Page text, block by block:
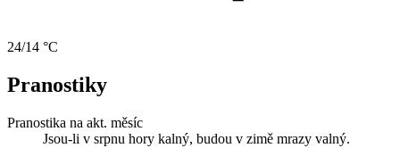
24/14 °C
Pranostiky
Pranostika na akt. měsíc
Jsou-li v srpnu hory kalný, budou v zimě mrazy valný.